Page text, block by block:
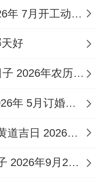
卸、
位...宜开市、交
光、动土、安
农历四月初一）
:
7月动工黄道吉日查询2026年 7月开工动土黄道吉日查询
好
2026年阴历10月结婚好日子 2026年农历十月二十六结婚好吗
五月份订婚的黄道吉日2026年 5月订婚吉日2026年
2026年9月份适合入宅的黄道吉日 2026年9月26号适合入宅吗
2026年9月份宜搬家的日子 2026年9月26搬家入宅吉日查询